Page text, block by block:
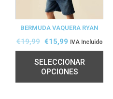
BERMUDA VAQUERA RYAN
€19,99 €15,99 IVA Incluido
SELECCIONAR
OPCIONES